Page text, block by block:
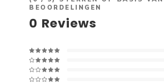
BEOORDELINGEN
0 Reviews